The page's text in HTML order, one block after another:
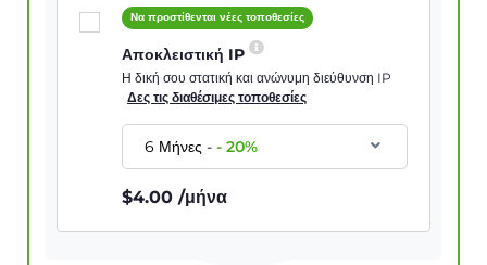
Να προστίθενται νέες τοποθεσίες
Αποκλειστική IP
Η δική σου στατική και ανώνυμη διεύθυνση IP
Δες τις διαθέσιμες τοποθεσίες
6 Μήνες--20%
$4.00 /μήνα